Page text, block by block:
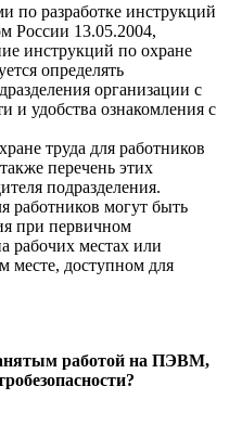
по разработке инструкций
России 13.05.2004,
инструкций по охране
определять
организации с
и удобства ознакомления с
труда для работников
перечень этих
подразделения.
работников могут быть
при первичном
рабочих местах или
месте, доступном для
работой на ПЭВМ,